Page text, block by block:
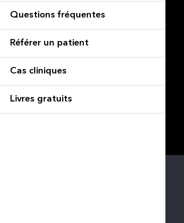
Questions fréquentes
Référer un patient
Cas cliniques
Livres gratuits